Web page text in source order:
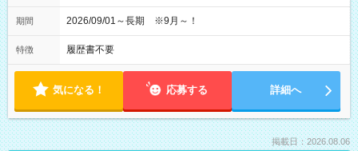
期間 2026/09/01～長期 ※9月～！
特徴 履歴書不要
気になる！ 応募する 詳細へ
掲載日：2026.08.06